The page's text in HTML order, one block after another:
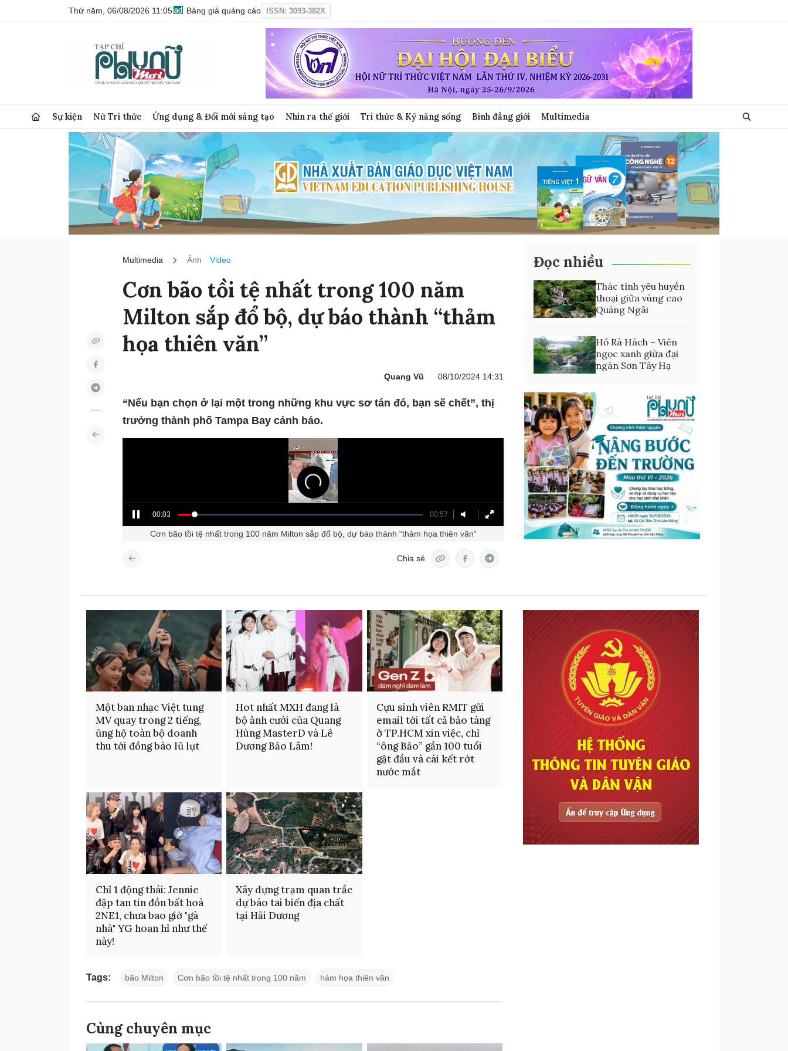
Thứ năm, 06/08/2026 11:05 Bảng giá quảng cáo ISSN: 3093-382X
Sự kiện Nữ Trí thức Ứng dụng & Đổi mới sáng tạo Nhìn ra thế giới Tri thức & Kỹ năng sống Bình đẳng giới Multimedia
Multimedia Ảnh Video
Cơn bão tồi tệ nhất trong 100 năm
Milton sắp đổ bộ, dự báo thành “thảm
họa thiên văn”
Quang Vũ 08/10/2024 14:31
“Nếu bạn chọn ở lại một trong những khu vực sơ tán đó, bạn sẽ chết”, thị
trưởng thành phố Tampa Bay cảnh báo.
Cơn bão tồi tệ nhất trong 100 năm Milton sắp đổ bộ, dự báo thành “thảm họa thiên văn”
Chia sẻ
Đọc nhiều
Thác tình yêu huyền
thoại giữa vùng cao
Quảng Ngãi
Hồ Rà Hách – Viên
ngọc xanh giữa đại
ngàn Sơn Tây Hạ
Một ban nhạc Việt tung
MV quay trong 2 tiếng,
ủng hộ toàn bộ doanh
thu tới đồng bào lũ lụt
Hot nhất MXH đang là
bộ ảnh cưới của Quang
Hùng MasterD và Lê
Dương Bảo Lâm!
Cựu sinh viên RMIT gửi
email tới tất cả bảo tàng
ở TP.HCM xin việc, chỉ
“ông Bảo” gần 100 tuổi
gật đầu và cái kết rớt
nước mắt
Chỉ 1 động thái: Jennie
đập tan tin đồn bất hoà
2NE1, chưa bao giờ "gà
nhà" YG hoan hỉ như thế
này!
Xây dựng trạm quan trắc
dự báo tai biến địa chất
tại Hải Dương
Tags: bão Milton Cơn bão tồi tệ nhất trong 100 năm hảm họa thiên văn
Cùng chuyên mục